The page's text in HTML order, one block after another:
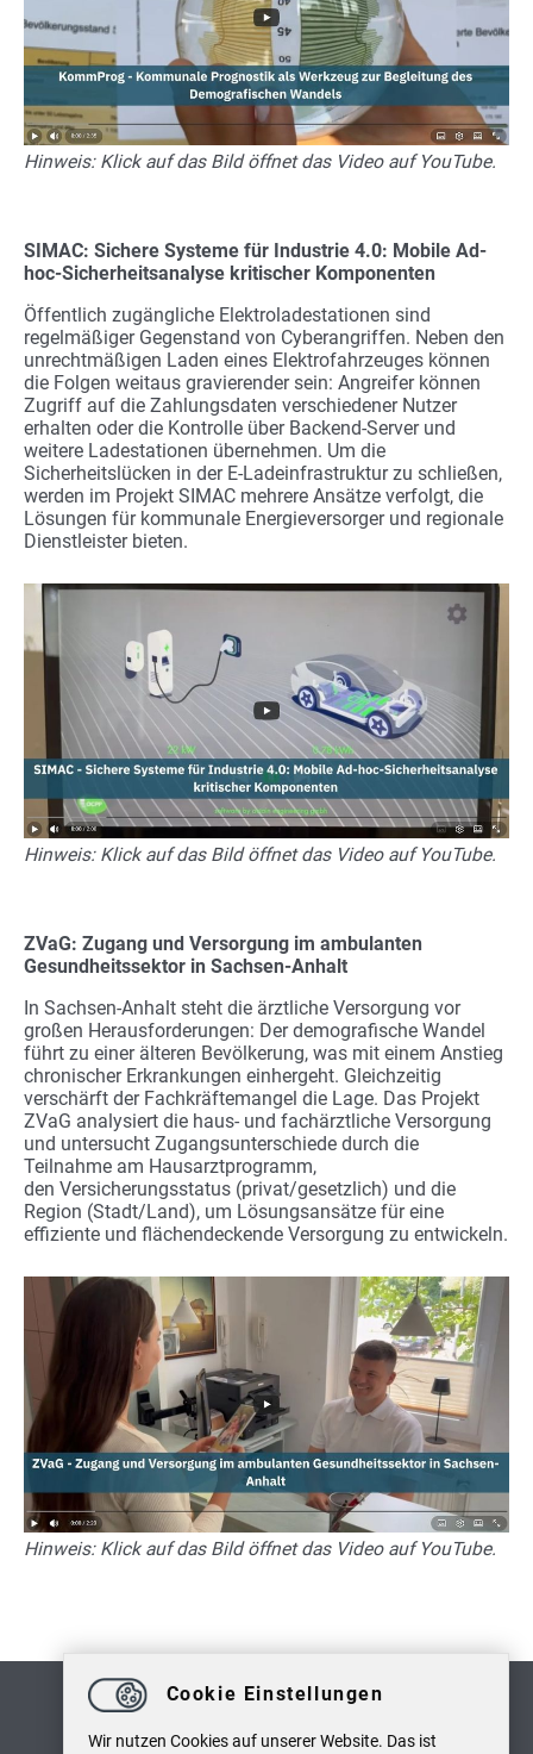
Hinweis: Klick auf das Bild öffnet das Video auf YouTube.
SIMAC: Sichere Systeme für Industrie 4.0: Mobile Ad-
hoc-Sicherheitsanalyse kritischer Komponenten
Öffentlich zugängliche Elektroladestationen sind
regelmäßiger Gegenstand von Cyberangriffen. Neben den
unrechtmäßigen Laden eines Elektrofahrzeuges können
die Folgen weitaus gravierender sein: Angreifer können
Zugriff auf die Zahlungsdaten verschiedener Nutzer
erhalten oder die Kontrolle über Backend-Server und
weitere Ladestationen übernehmen. Um die
Sicherheitslücken in der E-Ladeinfrastruktur zu schließen,
werden im Projekt SIMAC mehrere Ansätze verfolgt, die
Lösungen für kommunale Energieversorger und regionale
Dienstleister bieten.
Hinweis: Klick auf das Bild öffnet das Video auf YouTube.
ZVaG: Zugang und Versorgung im ambulanten
Gesundheitssektor in Sachsen-Anhalt
In Sachsen-Anhalt steht die ärztliche Versorgung vor
großen Herausforderungen: Der demografische Wandel
führt zu einer älteren Bevölkerung, was mit einem Anstieg
chronischer Erkrankungen einhergeht. Gleichzeitig
verschärft der Fachkräftemangel die Lage. Das Projekt
ZVaG analysiert die haus- und fachärztliche Versorgung
und untersucht Zugangsunterschiede durch die
Teilnahme am Hausarztprogramm,
den Versicherungsstatus (privat/gesetzlich) und die
Region (Stadt/Land), um Lösungsansätze für eine
effiziente und flächendeckende Versorgung zu entwickeln.
Hinweis: Klick auf das Bild öffnet das Video auf YouTube.
Cookie Einstellungen
Wir nutzen Cookies auf unserer Website. Das ist